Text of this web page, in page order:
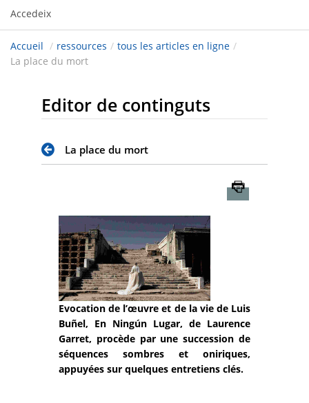
Accedeix
Accueil / ressources / tous les articles en ligne /
La place du mort
Editor de continguts
La place du mort
Evocation de l’œuvre et de la vie de Luis
Buñel, En Ningún Lugar, de Laurence
Garret, procède par une succession de
séquences sombres et oniriques,
appuyées sur quelques entretiens clés.